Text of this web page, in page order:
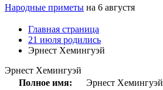
Народные приметы на 6 августя
Главная страница
21 июля родились
Эрнест Хемингуэй
Эрнест Хемингуэй
Полное имя:
Эрнест Хемингуэй